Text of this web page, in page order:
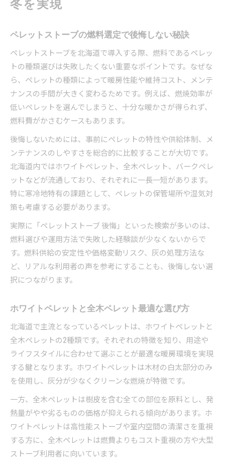
ペレットストーブの燃料選定で後悔しない秘訣
ペレットストーブを北海道で導入する際、燃料であるペレッ
トの種類選びは失敗したくない重要なポイントです。なぜな
ら、ペレットの種類によって暖房性能や維持コスト、メンテ
ナンスの手間が大きく変わるためです。例えば、燃焼効率が
低いペレットを選んでしまうと、十分な暖かさが得られず、
燃料費がかさむケースもあります。
後悔しないためには、事前にペレットの特性や供給体制、メ
ンテナンスのしやすさを総合的に比較することが大切です。
北海道内ではホワイトペレット、全木ペレット、バークペレ
ットなどが流通しており、それぞれに一長一短があります。
特に寒冷地特有の課題として、ペレットの保管場所や湿気対
策も考慮する必要があります。
実際に「ペレットストーブ 後悔」といった検索が多いのは、
燃料選びや運用方法で失敗した経験談が少なくないからで
す。燃料供給の安定性や価格変動リスク、灰の処理方法な
ど、リアルな利用者の声を参考にすることも、後悔しない選
択につながります。
ホワイトペレットと全木ペレット最適な選び方
北海道で主流となっているペレットは、ホワイトペレットと
全木ペレットの2種類です。それぞれの特徴を知り、用途や
ライフスタイルに合わせて選ぶことが最適な暖房環境を実現
する鍵となります。ホワイトペレットは木材の白太部分のみ
を使用し、灰分が少なくクリーンな燃焼が特徴です。
一方、全木ペレットは樹皮を含む全ての部位を原料とし、発
熱量がやや劣るものの価格が抑えられる傾向があります。ホ
ワイトペレットは高性能ストーブや室内空間の清潔さを重視
する方に、全木ペレットは燃費よりもコスト重視の方や大型
ストーブ利用者に向いています。